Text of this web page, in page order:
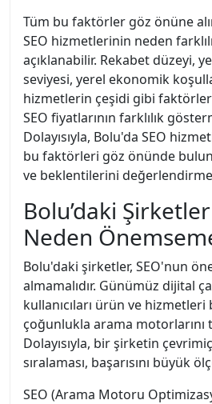
Tüm bu faktörler göz önüne
SEO hizmetlerinin neden
açıklanabilir. Rekabet düzeyi,
seviyesi, yerel ekonomik
hizmetlerin çeşidi gibi
SEO fiyatlarının farklılık
Dolayısıyla, Bolu'da SEO
bu faktörleri göz önünde
ve beklentilerini
Bolu’daki Şirketler
Neden
Bolu'daki şirketler, SEO'nun
almamalıdır. Günümüz dijital
kullanıcıları ürün ve
çoğunlukla arama motorlarını
Dolayısıyla, bir şirketin
sıralaması, başarısını büyük
SEO (Arama Motoru